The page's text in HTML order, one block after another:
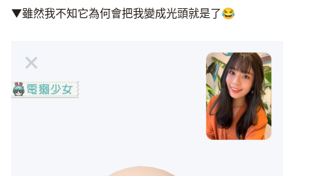
▼雖然我不知它為何會把我變成光頭就是了😂